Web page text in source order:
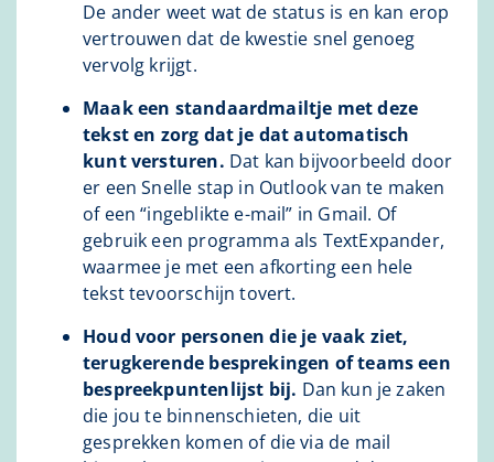
De ander weet wat de status is en kan erop
vertrouwen dat de kwestie snel genoeg
vervolg krijgt.
Maak een standaardmailtje met deze
tekst en zorg dat je dat automatisch
kunt versturen. Dat kan bijvoorbeeld door
er een Snelle stap in Outlook van te maken
of een “ingeblikte e-mail” in Gmail. Of
gebruik een programma als TextExpander,
waarmee je met een afkorting een hele
tekst tevoorschijn tovert.
Houd voor personen die je vaak ziet,
terugkerende besprekingen of teams een
bespreekpuntenlijst bij. Dan kun je zaken
die jou te binnenschieten, die uit
gesprekken komen of die via de mail